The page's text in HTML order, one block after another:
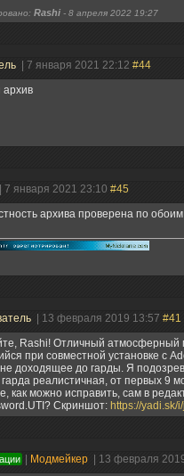
Rashi - 8 апреля 2022 19:27
| 7 января 2021 22:12 #44
архив
| 7 января 2021 23:10 #45
архива проверена по
| 13 февраля 2019 13:57 #41
Rashi! Отличный атмосферный
при совместной установке с
доходящее до гарды. Я
реалистичная, от первых 9
как можно исправить, сам в
Скриншот: https://yadi.sk/
Модмейкер | 13 февраля